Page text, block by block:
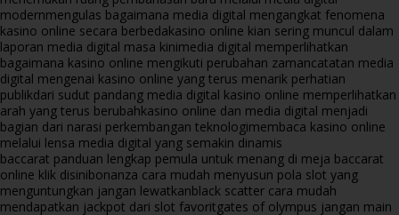
modernmengulas bagaimana media digital mengangkat fenomena
kasino online secara berbedakasino online kian sering muncul dalam
laporan media digital masa kinimedia digital memperlihatkan
bagaimana kasino online mengikuti perubahan zamancatatan media
digital mengenai kasino online yang terus menarik perhatian
publikdari sudut pandang media digital kasino online memperlihatkan
arah yang terus berubahkasino online dan media digital menjadi
bagian dari narasi perkembangan teknologimembaca kasino online
melalui lensa media digital yang semakin dinamis
baccarat panduan lengkap pemula untuk menang di meja baccarat
online klik disinibonanza cara mudah menyusun pola slot yang
menguntungkan jangan lewatkanblack scatter cara mudah
mendapatkan jackpot dari slot favoritgates of olympus jangan main